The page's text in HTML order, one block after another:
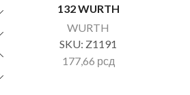
132 WURTH
WURTH
SKU: Z1191
177,66 рсд